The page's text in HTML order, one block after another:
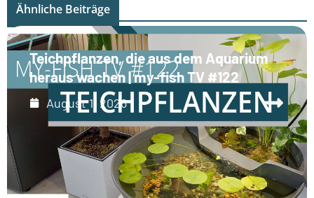
Ähnliche Beiträge
Teichpflanzen, die aus dem Aquarium
heraus wachen | my-fish TV #122
August 1, 2026